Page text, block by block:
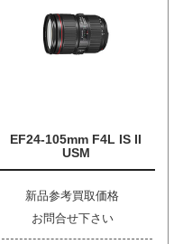
EF24-105mm F4L IS II
USM
新品参考買取価格
お問合せ下さい